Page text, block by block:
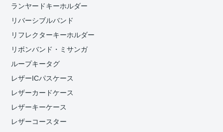
ランヤードキーホルダー
リバーシブルバンド
リフレクターキーホルダー
リボンバンド・ミサンガ
ループキータグ
レザーICパスケース
レザーカードケース
レザーキーケース
レザーコースター